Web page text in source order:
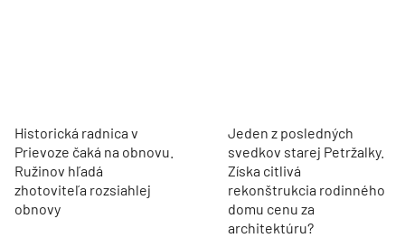
Historická radnica v
Prievoze čaká na obnovu.
Ružinov hľadá
zhotoviteľa rozsiahlej
obnovy
Jeden z posledných
svedkov starej Petržalky.
Získa citlivá
rekonštrukcia rodinného
domu cenu za
architektúru?